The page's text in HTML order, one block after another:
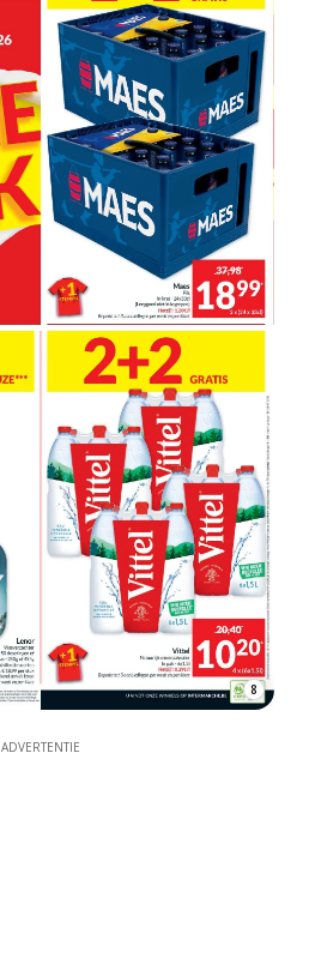
8
ADVERTENTIE